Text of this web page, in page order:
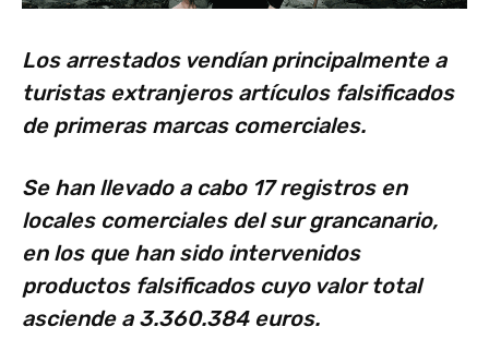
Los arrestados vendían principalmente a
turistas extranjeros artículos falsificados
de primeras marcas comerciales.
Se han llevado a cabo 17 registros en
locales comerciales del sur grancanario,
en los que han sido intervenidos
productos falsificados cuyo valor total
asciende a 3.360.384 euros.